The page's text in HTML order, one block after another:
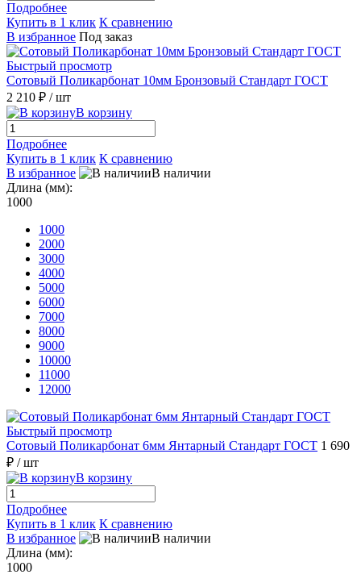
Подробнее
Купить в 1 клик К сравнению
В избранное Под заказ
Быстрый просмотр
Сотовый Поликарбонат 10мм Бронзовый Стандарт ГОСТ
2 210 ₽ / шт
В корзину
Подробнее
Купить в 1 клик К сравнению
В избранное
В наличии
Длина (мм):
1000
1000
2000
3000
4000
5000
6000
7000
8000
9000
10000
11000
12000
Быстрый просмотр
Сотовый Поликарбонат 6мм Янтарный Стандарт ГОСТ 1 690
₽ / шт
В корзину
Подробнее
Купить в 1 клик К сравнению
В избранное
В наличии
Длина (мм):
1000